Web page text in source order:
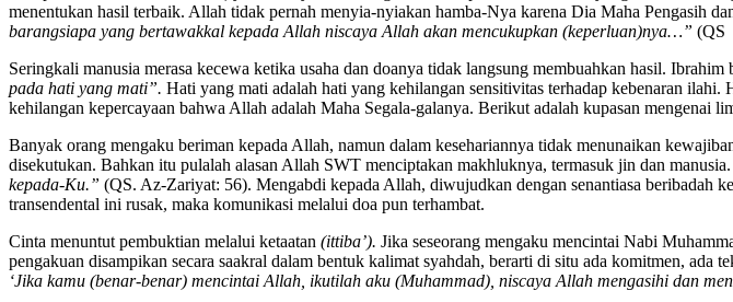
menentukan hasil terbaik. Allah tidak pernah menyia-nyiakan hamba-Nya karena Dia Maha Pengasih
barangsiapa yang bertawakkal kepada Allah niscaya Allah akan mencukupkan (keperluan)nya…” (QS
Seringkali manusia merasa kecewa ketika usaha dan doanya tidak langsung membuahkan hasil.
pada hati yang mati”. Hati yang mati adalah hati yang kehilangan sensitivitas terhadap kebenaran
kehilangan kepercayaan bahwa Allah adalah Maha Segala-galanya. Berikut adalah kupasan mengenai
Banyak orang mengaku beriman kepada Allah, namun dalam kesehariannya tidak menunaikan
disekutukan. Bahkan itu pulalah alasan Allah SWT menciptakan makhluknya, termasuk jin dan
kepada-Ku.” (QS. Az-Zariyat: 56). Mengabdi kepada Allah, diwujudkan dengan senantiasa beribadah
transendental ini rusak, maka komunikasi melalui doa pun terhambat.
Cinta menuntut pembuktian melalui ketaatan (ittiba’). Jika seseorang mengaku mencintai Nabi
pengakuan disampikan secara saakral dalam bentuk kalimat syahdah, berarti di situ ada komitmen,
‘Jika kamu (benar-benar) mencintai Allah, ikutilah aku (Muhammad), niscaya Allah mengasihi dan